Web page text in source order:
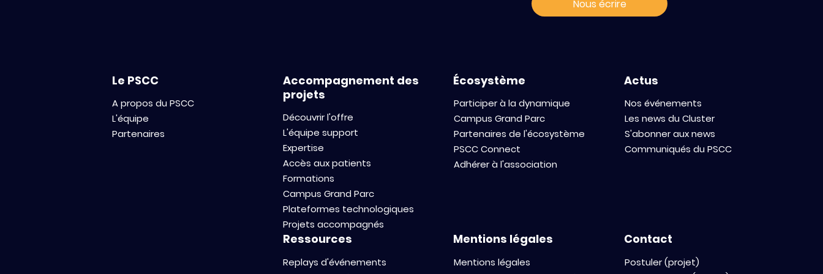
accelerate innovation in
Nous écrire
Le PSCC
A propos du PSCC
L'équipe
Partenaires
Accompagnement des
projets
Découvrir l'offre
L'équipe support
Expertise
Accès aux patients
Formations
Campus Grand Parc
Plateformes technologiques
Projets accompagnés
Écosystème
Participer à la dynamique
Campus Grand Parc
Partenaires de l'écosystème
PSCC Connect
Adhérer à l'association
Actus
Nos événements
Les news du Cluster
S'abonner aux news
Communiqués du PSCC
Ressources
Replays d'événements
Mentions légales
Mentions légales
Contact
Postuler (projet)